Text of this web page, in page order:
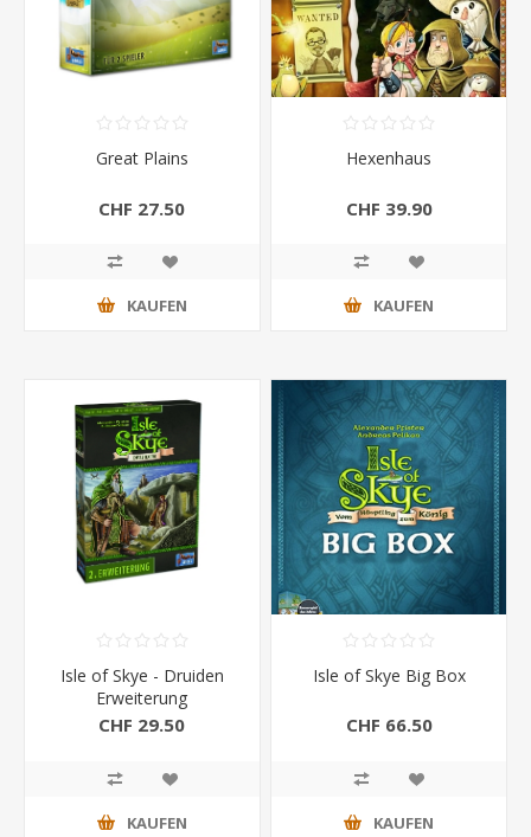
Great Plains
CHF 27.50
KAUFEN
Hexenhaus
CHF 39.90
KAUFEN
Isle of Skye - Druiden
Erweiterung
CHF 29.50
KAUFEN
Isle of Skye Big Box
CHF 66.50
KAUFEN